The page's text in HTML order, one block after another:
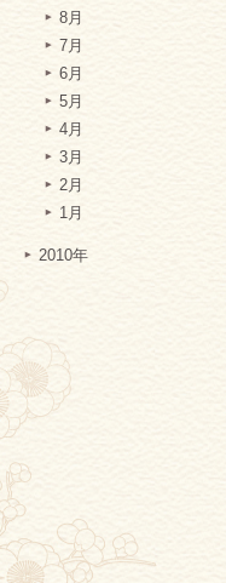
8月
7月
6月
5月
4月
3月
2月
1月
2010年